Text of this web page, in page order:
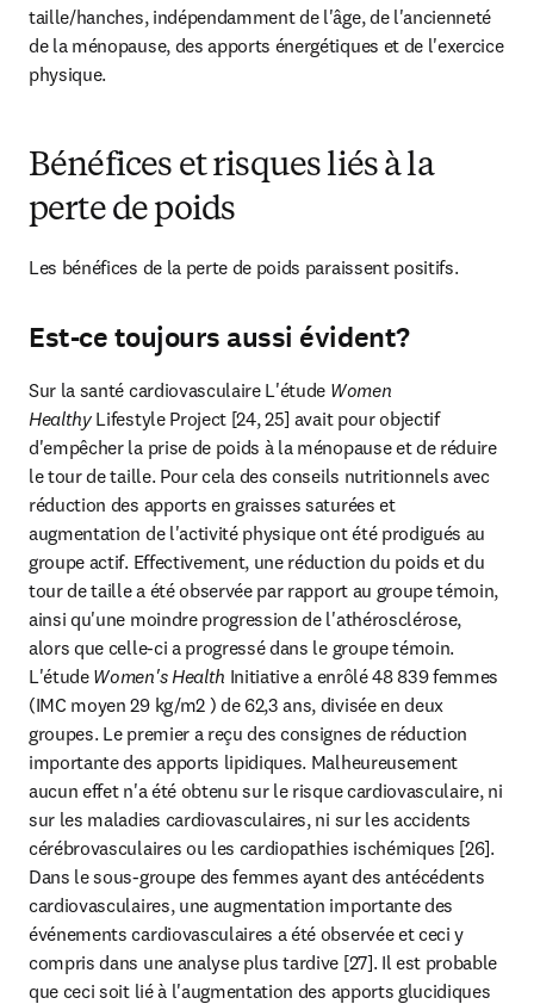
taille/hanches, indépendamment de l'âge, de l'ancienneté
de la ménopause, des apports énergétiques et de l'exercice
physique.
Bénéfices et risques liés à la
perte de poids
Les bénéfices de la perte de poids paraissent positifs.
Est-ce toujours aussi évident?
Sur la santé cardiovasculaire L'étude Women
Healthy Lifestyle Project [24, 25] avait pour objectif
d'empêcher la prise de poids à la ménopause et de réduire
le tour de taille. Pour cela des conseils nutritionnels avec
réduction des apports en graisses saturées et
augmentation de l'activité physique ont été prodigués au
groupe actif. Effectivement, une réduction du poids et du
tour de taille a été observée par rapport au groupe témoin,
ainsi qu'une moindre progression de l'athérosclérose,
alors que celle-ci a progressé dans le groupe témoin.
L'étude Women's Health Initiative a enrôlé 48 839 femmes
(IMC moyen 29 kg/m2 ) de 62,3 ans, divisée en deux
groupes. Le premier a reçu des consignes de réduction
importante des apports lipidiques. Malheureusement
aucun effet n'a été obtenu sur le risque cardiovasculaire, ni
sur les maladies cardiovasculaires, ni sur les accidents
cérébrovasculaires ou les cardiopathies ischémiques [26].
Dans le sous-groupe des femmes ayant des antécédents
cardiovasculaires, une augmentation importante des
événements cardiovasculaires a été observée et ceci y
compris dans une analyse plus tardive [27]. Il est probable
que ceci soit lié à l'augmentation des apports glucidiques